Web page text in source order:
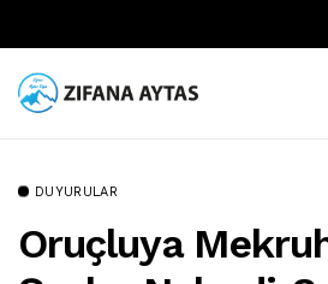
DUYURULAR
Oruçluya